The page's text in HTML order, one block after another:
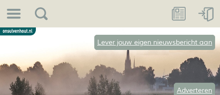
Lever jouw eigen nieuwsbericht aan
Adverteren